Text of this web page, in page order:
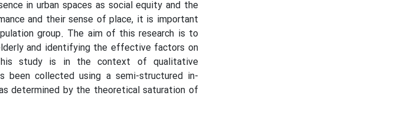
in urban spaces as social equity and the
and their sense of place, it is important
group. The aim of this research is to
and identifying the effective factors on
study is in the context of qualitative
been collected using a semi-structured in-
determined by the theoretical saturation of